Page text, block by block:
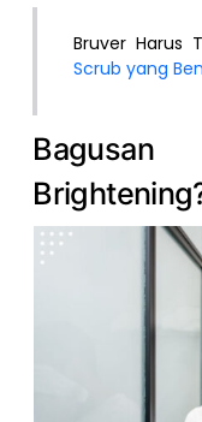
Bruver Harus
Scrub yang